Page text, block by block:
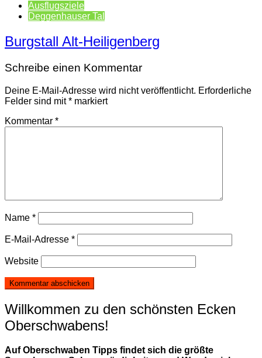
Ausflugsziele
Deggenhauser Tal
Burgstall Alt-Heiligenberg
Schreibe einen Kommentar
Deine E-Mail-Adresse wird nicht veröffentlicht. Erforderliche
Felder sind mit* markiert
Kommentar *
Name *
E-Mail-Adresse *
Website
Willkommen zu den schönsten Ecken
Oberschwabens!
Auf Oberschwaben Tipps findet sich die größte